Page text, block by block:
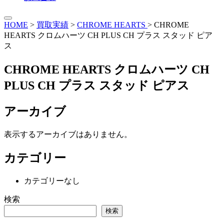
HOME > 買取実績 > CHROME HEARTS > CHROME
HEARTS クロムハーツ CH PLUS CH プラス スタッド ピア
ス
CHROME HEARTS クロムハーツ CH
PLUS CH プラス スタッド ピアス
アーカイブ
表示するアーカイブはありません。
カテゴリー
カテゴリーなし
検索
検索